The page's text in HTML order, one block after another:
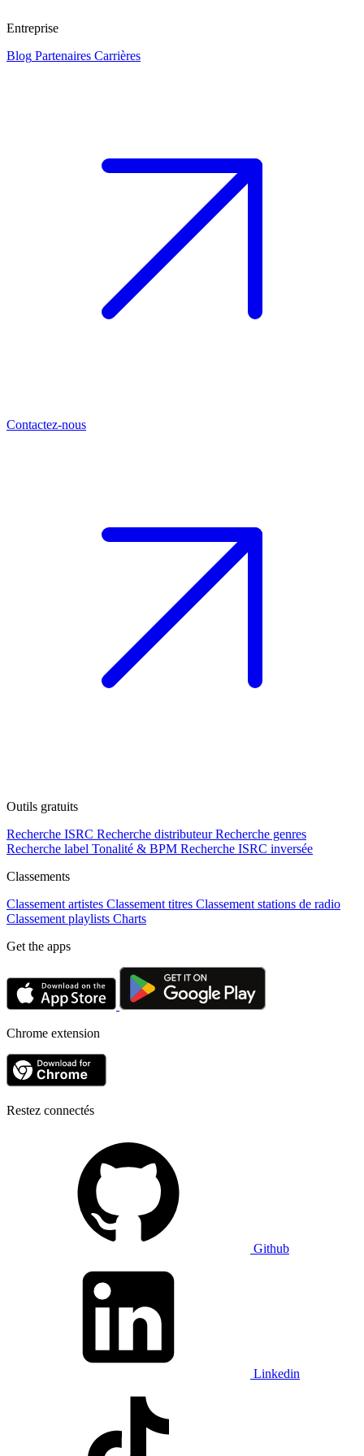
Entreprise
Blog Partenaires Carrières
Contactez-nous
Outils gratuits
Recherche ISRC Recherche distributeur Recherche genres
Recherche label Tonalité & BPM Recherche ISRC inversée
Classements
Classement artistes Classement titres Classement stations de radio
Classement playlists Charts
Get the apps
Chrome extension
Restez connectés
Github
Linkedin